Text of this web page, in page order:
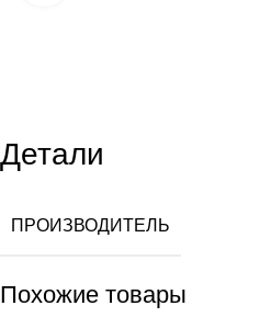
Детали
ПРОИЗВОДИТЕЛЬ
Похожие товары